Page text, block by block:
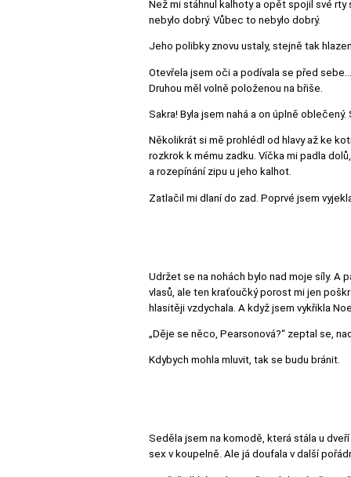
Než mi stáhnul kalhoty a opět spojil své
nebylo dobrý. Vůbec to nebylo dobrý.
Jeho polibky znovu ustaly, stejně tak
Otevřela jsem oči a podívala se před
Druhou měl volně položenou na břiše.
Sakra! Byla jsem nahá a on úplně
Několikrát si mě prohlédl od hlavy až ke
rozkrok k mému zadku. Víčka mi padla
a rozepínání zipu u jeho kalhot.
Zatlačil mi dlaní do zad. Poprvé jsem
Udržet se na nohách bylo nad moje síly. A
vlasů, ale ten kraťoučký porost mi jen
hlasitěji vzdychala. A když jsem vykřikla
„Děje se něco, Pearsonová?“ zeptal se,
Kdybych mohla mluvit, tak se budu bránit.
Seděla jsem na komodě, která stála u
sex v koupelně. Ale já doufala v další